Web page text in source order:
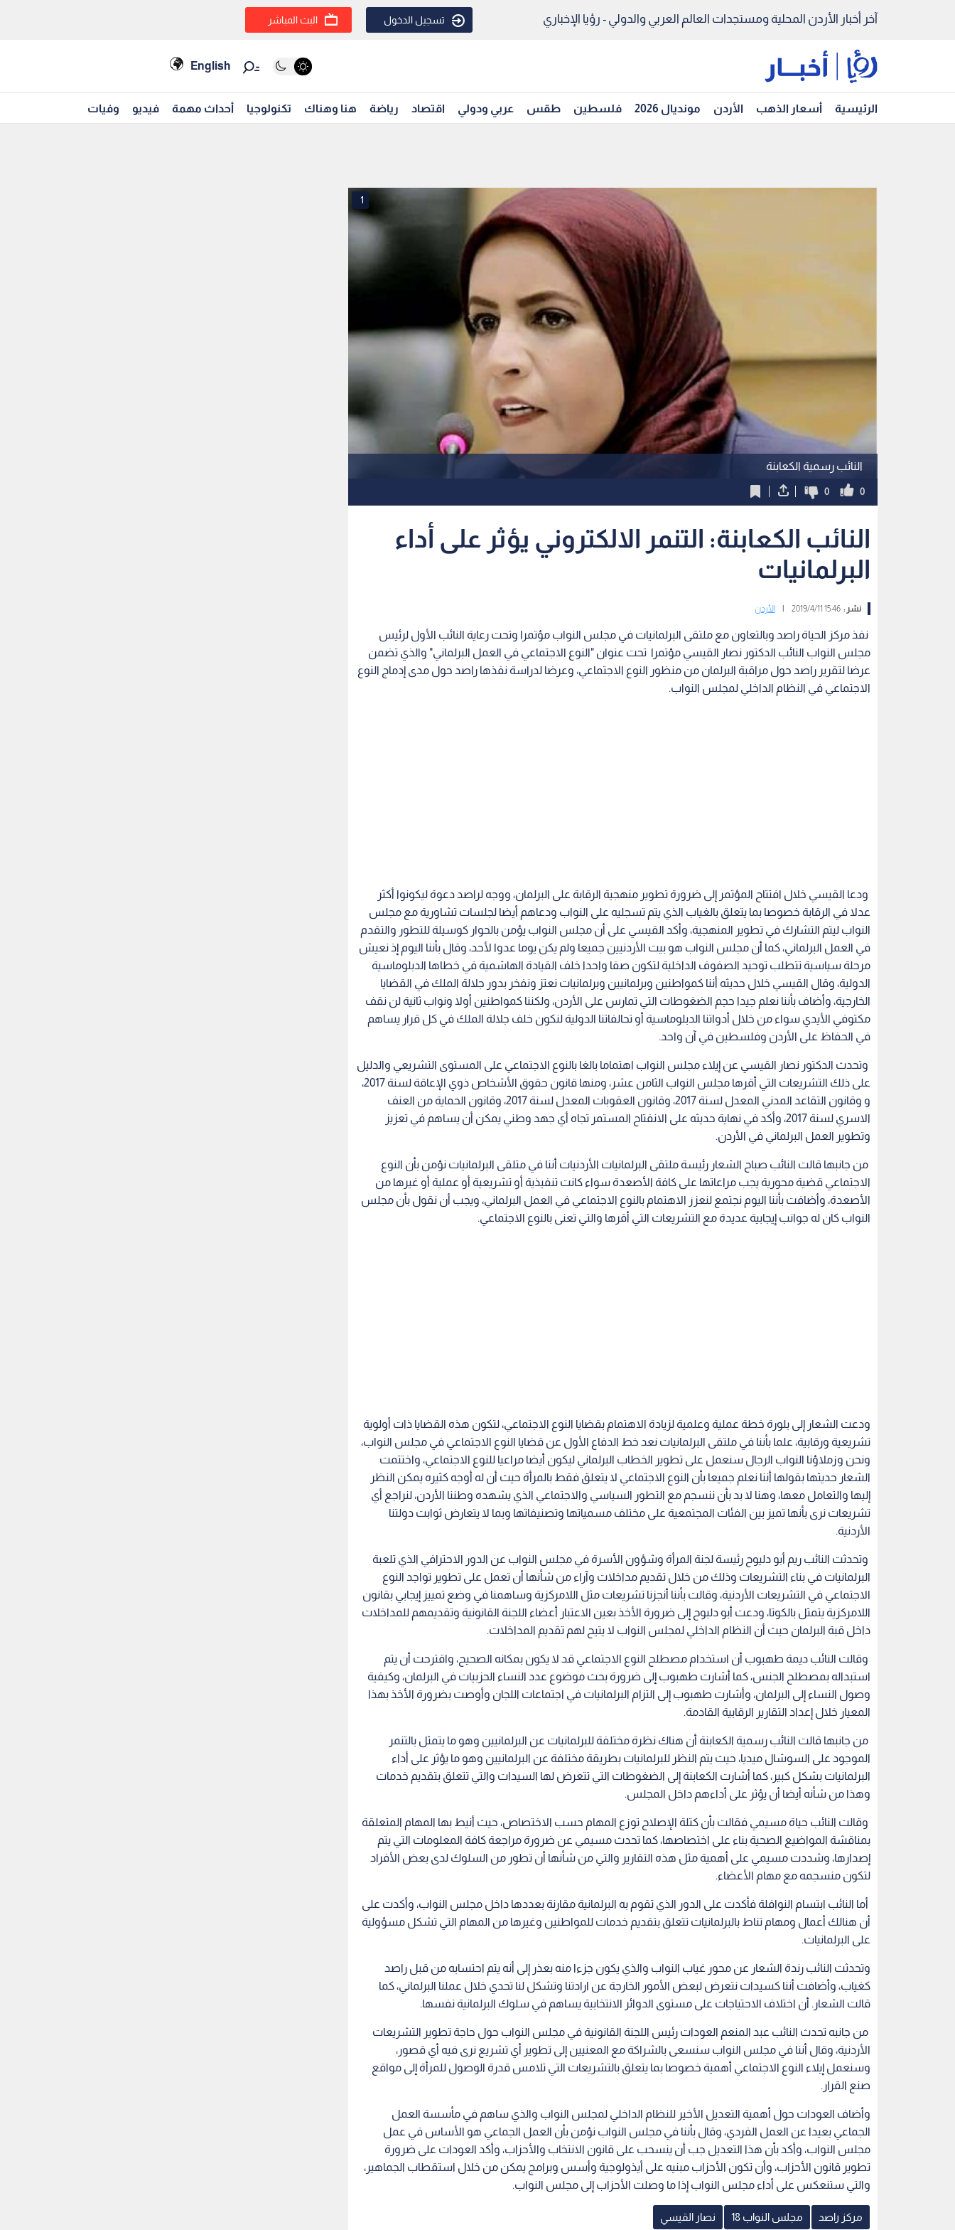
آخر أخبار الأردن المحلية ومستجدات العالم العربي والدولي - رؤيا الإخباري تسجيل الدخول البث المباشر
English
الرئيسية أسعار الذهب الأردن مونديال 2026 فلسطين طقس عربي ودولي اقتصاد رياضة هنا وهناك تكنولوجيا أحداث مهمة فيديو وفيات
النائب رسمية الكعابنة
1
0
0
النائب الكعابنة: التنمر الالكتروني يؤثر على أداء
البرلمانيات
نشر :15:46 2019/4/11 الأردن
نفذ مركز الحياة راصد وبالتعاون مع ملتقى البرلمانيات في مجلس النواب مؤتمرا وتحت رعاية النائب الأول لرئيس
مجلس النواب النائب الدكتور نصار القيسي مؤتمرا تحت عنوان "النوع الاجتماعي في العمل البرلماني" والذي تضمن
عرضا لتقرير راصد حول مراقبة البرلمان من منظور النوع الاجتماعي، وعرضا لدراسة نفذها راصد حول مدى إدماج النوع
الاجتماعي في النظام الداخلي لمجلس النواب.
ودعا القيسي خلال افتتاح المؤتمر إلى ضرورة تطوير منهجية الرقابة على البرلمان، ووجه لراصد دعوة ليكونوا أكثر
عدلا في الرقابة خصوصا بما يتعلق بالغياب الذي يتم تسجليه على النواب ودعاهم أيضا لجلسات تشاورية مع مجلس
النواب ليتم التشارك في تطوير المنهجية، وأكد القيسي على أن مجلس النواب يؤمن بالحوار كوسيلة للتطور والتقدم
في العمل البرلماني، كما أن مجلس النواب هو بيت الأردنيين جميعا ولم يكن يوما عدوا لأحد، وقال بأننا اليوم إذ نعيش
مرحلة سياسية تتطلب توحيد الصفوف الداخلية لتكون صفا واحدا خلف القيادة الهاشمية في خطاها الدبلوماسية
الدولية، وقال القيسي خلال حديثه أننا كمواطنين وبرلمانيين وبرلمانيات نعتز ونفخر بدور جلالة الملك في القضايا
الخارجية، وأضاف بأننا نعلم جيدا حجم الضغوطات التي تمارس على الأردن، ولكننا كمواطنين أولا ونواب ثانية لن نقف
مكتوفي الأيدي سواء من خلال أدواتنا الدبلوماسية أو تحالفاتنا الدولية لنكون خلف جلالة الملك في كل قرار يساهم
في الحفاظ على الأردن وفلسطين في آن واحد.
وتحدث الدكتور نصار القيسي عن إيلاء مجلس النواب اهتماما بالغا بالنوع الاجتماعي على المستوى التشريعي والدليل
على ذلك التشريعات التي أقرها مجلس النواب الثامن عشر، ومنها قانون حقوق الأشخاص ذوي الإعاقة لسنة 2017،
و وقانون التقاعد المدني المعدل لسنة 2017، وقانون العقوبات المعدل لسنة 2017، وقانون الحماية من العنف
الاسري لسنة 2017، وأكد في نهاية حديثه على الانفتاح المستمر تجاه أي جهد وطني يمكن أن يساهم في تعزيز
وتطوير العمل البرلماني في الأردن.
من جانبها قالت النائب صباح الشعار رئيسة ملتقى البرلمانيات الأردنيات أننا في متلقى البرلمانيات نؤمن بأن النوع
الاجتماعي قضية محورية يجب مراعاتها على كافة الأصعدة سواء كانت تنفيذية أو تشريعية أو عملية أو غيرها من
الأصعدة، وأضافت بأننا اليوم نجتمع لنعزز الاهتمام بالنوع الاجتماعي في العمل البرلماني، ويجب أن نقول بأن مجلس
النواب كان له جوانب إيجابية عديدة مع التشريعات التي أقرها والتي تعنى بالنوع الاجتماعي.
ودعت الشعار إلى بلورة خطة عملية وعلمية لزيادة الاهتمام بقضايا النوع الاجتماعي، لتكون هذه القضايا ذات أولوية
تشريعية ورقابية، علما بأننا في ملتقى البرلمانيات نعد خط الدفاع الأول عن قضايا النوع الاجتماعي في مجلس النواب،
ونحن وزملاؤنا النواب الرجال سنعمل على تطوير الخطاب البرلماني ليكون أيضا مراعيا للنوع الاجتماعي، واختتمت
الشعار حديثها بقولها أننا نعلم جميعا بأن النوع الاجتماعي لا يتعلق فقط بالمرأة حيث أن له أوجه كثيره يمكن النظر
إليها والتعامل معها، وهنا لا بد بأن ننسجم مع التطور السياسي والاجتماعي الذي يشهده وطننا الأردن، لنراجع أي
تشريعات نرى بأنها تميز بين الفئات المجتمعية على مختلف مسمياتها وتصنيفاتها وبما لا يتعارض ثوابت دولتنا
الأردنية.
وتحدثت النائب ريم أبو دليوح رئيسة لجنة المرأة وشؤون الأسرة في مجلس النواب عن الدور الاحترافي الذي تلعبة
البرلمانيات في بناء التشريعات وذلك من خلال تقديم مداخلات وآراء من شأنها أن تعمل على تطوير تواجد النوع
الاجتماعي في التشريعات الأردنية، وقالت بأننا أنجزنا تشريعات مثل اللامركزية وساهمنا في وضع تمييز إيجابي بقانون
اللامركزية يتمثل بالكوتا، ودعت أبو دلبوح إلى ضرورة الأخذ بعين الاعتبار أعضاء اللجنة القانونية وتقديمهم للمداخلات
داخل قبة البرلمان حيث أن النظام الداخلي لمجلس النواب لا يتيح لهم تقديم المداخلات.
وقالت النائب ديمة طهبوب أن استخدام مصطلح النوع الاجتماعي قد لا يكون بمكانه الصحيح، واقترحت أن يتم
استبداله بمصطلح الجنس، كما أشارت طهبوب إلى ضرورة بحث موضوع عدد النساء الحزبيات في البرلمان، وكيفية
وصول النساء إلى البرلمان، وأشارت طهبوب إلى التزام البرلمانيات في اجتماعات اللجان وأوصت بضرورة الأخذ بهذا
المعيار خلال إعداد التقارير الرقابية القادمة.
من جانبها قالت النائب رسمية الكعابنة أن هناك نظرة مختلفة للبرلمانيات عن البرلمانيين وهو ما يتمثل بالتنمر
الموجود على السوشال ميديا، حيث يتم النظر للبرلمانيات بطريقة مختلفة عن البرلمانيين وهو ما يؤثر على أداء
البرلمانيات بشكل كبير، كما أشارت الكعابنة إلى الضغوطات التي تتعرض لها السيدات والتي تتعلق بتقديم خدمات
وهذا من شأنه أيضا أن يؤثر على أداءهم داخل المجلس.
وقالت النائب حياة مسيمي فقالت بأن كتلة الإصلاح توزع المهام حسب الاختصاص، حيث أنيط بها المهام المتعلقة
بمناقشة المواضيع الصحية بناء على اختصاصها، كما تحدث مسيمي عن ضرورة مراجعة كافة المعلومات التي يتم
إصدارها، وشددت مسيمي على أهمية مثل هذه التقارير والتي من شأنها أن تطور من السلوك لدى بعض الأفراد
لتكون منسجمه مع مهام الأعضاء.
أما النائب ابتسام النوافلة فأكدت على الدور الذي تقوم به البرلمانية مقارنة بعددها داخل مجلس النواب، وأكدت على
أن هنالك أعمال ومهام تناط بالبرلمانيات تتعلق بتقديم خدمات للمواطنين وغيرها من المهام التي تشكل مسؤولية
على البرلمانيات.
وتحدثت النائب رندة الشعار عن محور غياب النواب والذي يكون جزءا منه بعذر إلى أنه يتم احتسابه من قبل راصد
كغياب، وأضافت أننا كسيدات نتعرض لبعض الأمور الخارجة عن ارادتنا وتشكل لنا تحدي خلال عملنا البرلماني، كما
قالت الشعار. أن اختلاف الاحتياجات على مستوى الدوائر الانتخابية يساهم في سلوك البرلمانية نفسها.
من جانبه تحدث النائب عبد المنعم العودات رئيس اللجنة القانونية في مجلس النواب حول حاجة تطوير التشريعات
الأردنية، وقال أننا في مجلس النواب سنسعى بالشراكة مع المعنيين إلى تطوير أي تشريع نرى فيه أي قصور،
وسنعمل إيلاء النوع الاجتماعي أهمية خصوصا بما يتعلق بالتشريعات التي تلامس قدرة الوصول للمرأة إلى مواقع
صنع القرار.
وأضاف العودات حول أهمية التعديل الأخير للنظام الداخلي لمجلس النواب والذي ساهم في مأسسة العمل
الجماعي بعيدا عن العمل الفردي، وقال بأننا في مجلس النواب نؤمن بأن العمل الجماعي هو الأساس في عمل
مجلس النواب، وأكد بأن هذا التعديل جب أن ينسحب على قانون الانتخاب والأحزاب، وأكد العودات على ضرورة
تطوير قانون الأحزاب، وأن تكون الأحزاب مبنيه على أيذولوجية وأسس وبرامج يمكن من خلال استقطاب الجماهير،
والتي ستنعكس على أداء مجلس النواب إذا ما وصلت الأحزاب إلى مجلس النواب.
مركز راصد مجلس النواب 18 نصار القيسي